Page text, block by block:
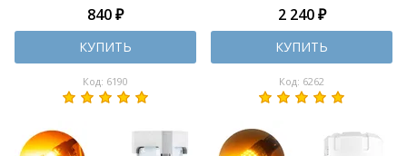
840 ₽
КУПИТЬ
Код: 6190
2 240 ₽
КУПИТЬ
Код: 6262